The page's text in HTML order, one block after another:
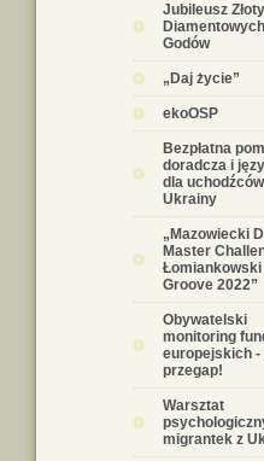
Jubileusz
Diamentowych
Godów
„Daj życie”
ekoOSP
Bezpłatna
doradcza i
dla
Ukrainy
„Mazowiecki
Master
Łomiankowski
Groove 2022”
Obywatelski
monitoring
europejskich -
przegap!
Warsztat
migrantek z